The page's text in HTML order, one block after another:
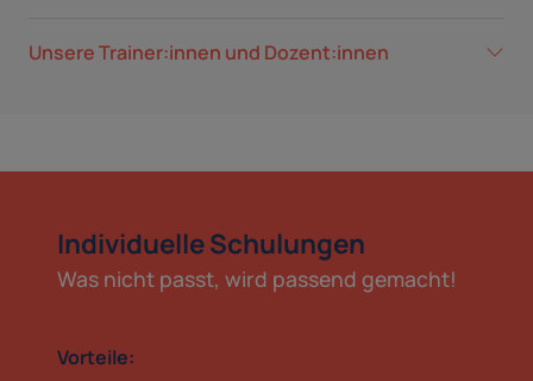
Unsere Trainer:innen und Dozent:innen
Individuelle Schulungen
Was nicht passt, wird passend gemacht!
Vorteile: